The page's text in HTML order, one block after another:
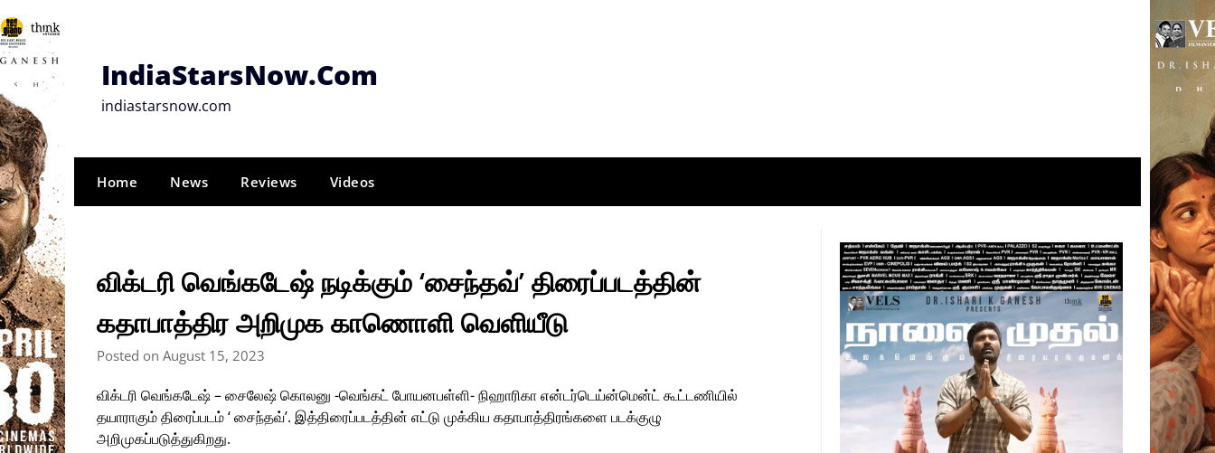
Skip
to
content
IndiaStarsNow.Com
indiastarsnow.com
Home News Reviews Videos
விக்டரி வெங்கடேஷ் நடிக்கும் ‘சைந்தவ்’ திரைப்படத்தின்
கதாபாத்திர அறிமுக காணொளி வெளியீடு
Posted on August 15, 2023
விக்டரி வெங்கடேஷ் – சைலேஷ் கொலனு -வெங்கட் போயனபள்ளி- நிஹாரிகா என்டர்டெய்ன்மென்ட் கூட்டணியில்
தயாராகும் திரைப்படம் ‘ சைந்தவ்’. இத்திரைப்படத்தின் எட்டு முக்கிய கதாபாத்திரங்களை படக்குழு
அறிமுகப்படுத்துகிறது.